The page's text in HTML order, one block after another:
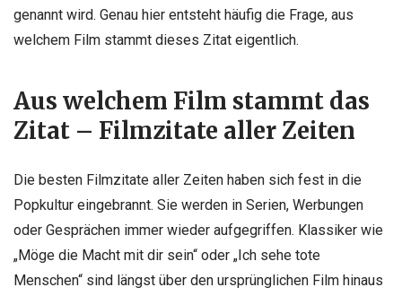
genannt wird. Genau hier entsteht häufig die Frage, aus
welchem Film stammt dieses Zitat eigentlich.
Aus welchem Film stammt das
Zitat – Filmzitate aller Zeiten
Die besten Filmzitate aller Zeiten haben sich fest in die
Popkultur eingebrannt. Sie werden in Serien, Werbungen
oder Gesprächen immer wieder aufgegriffen. Klassiker wie
„Möge die Macht mit dir sein“ oder „Ich sehe tote
Menschen“ sind längst über den ursprünglichen Film hinaus